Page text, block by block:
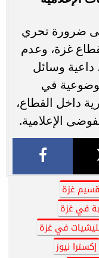
على ضرورة تحري
غزة، وعدم
داعية وسائل
في
داخل القطاع،
الإعلامية.
غزة
في غزة
في غزة
إكسترا نيوز